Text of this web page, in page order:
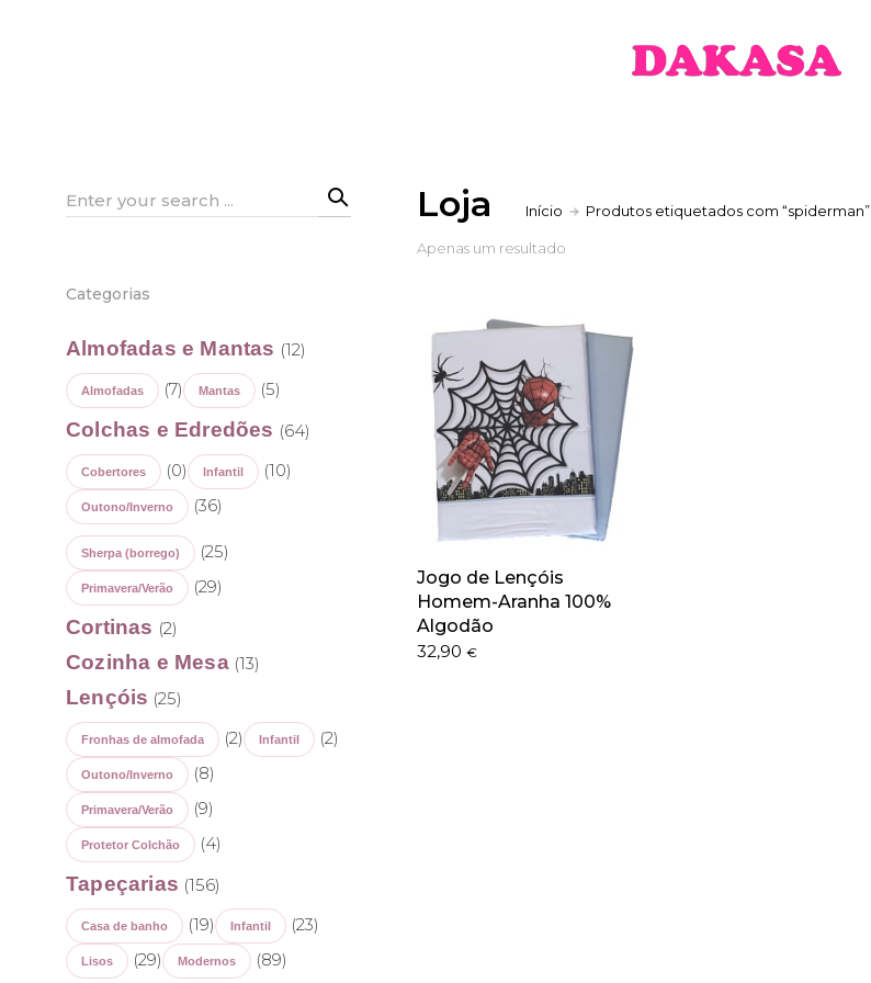
Loja Início Produtos etiquetados com “spiderman”
Apenas um resultado
Jogo de Lençóis
Homem-Aranha 100%
Algodão
32,90 €
Search
Categorias
Almofadas e Mantas (12)
Almofadas (7) Mantas (5)
Colchas e Edredões (64)
Cobertores (0) Infantil (10)
Outono/Inverno (36)
Sherpa (borrego) (25)
Primavera/Verão (29)
Cortinas (2)
Cozinha e Mesa (13)
Lençóis (25)
Fronhas de almofada (2) Infantil (2)
Outono/Inverno (8)
Primavera/Verão (9)
Protetor Colchão (4)
Tapeçarias (156)
Casa de banho (19) Infantil (23)
Lisos (29) Modernos (89)